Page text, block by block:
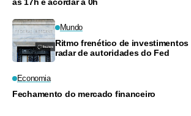
Mundo
Ritmo frenético de investimentos
radar de autoridades do Fed
Economia
Fechamento do mercado financeiro